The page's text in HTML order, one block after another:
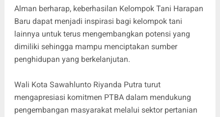
Alman berharap, keberhasilan Kelompok Tani Harapan
Baru dapat menjadi inspirasi bagi kelompok tani
lainnya untuk terus mengembangkan potensi yang
dimiliki sehingga mampu menciptakan sumber
penghidupan yang berkelanjutan.
Wali Kota Sawahlunto Riyanda Putra turut
mengapresiasi komitmen PTBA dalam mendukung
pengembangan masyarakat melalui sektor pertanian